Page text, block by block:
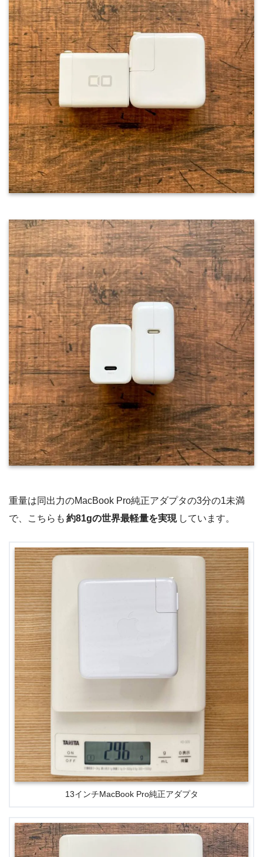
重量は同出力のMacBook Pro純正アダプタの3分の1未満
で、こちらも 約81gの世界最軽量を実現 しています。
13インチMacBook Pro純正アダプタ